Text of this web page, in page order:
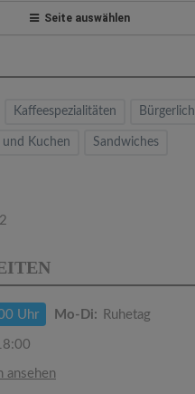
Seite auswählen
Kaffeespezialitäten Bürgerlich
und Kuchen Sandwiches
Uhr Mo-Di: Ruhetag
ansehen